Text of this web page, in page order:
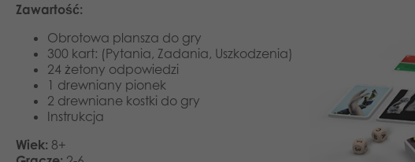
Zawartość:
Obrotowa plansza do gry
300 kart: (Pytania, Zadania, Uszkodzenia)
24 żetony odpowiedzi
1 drewniany pionek
2 drewniane kostki do gry
Instrukcja
Wiek: 8+